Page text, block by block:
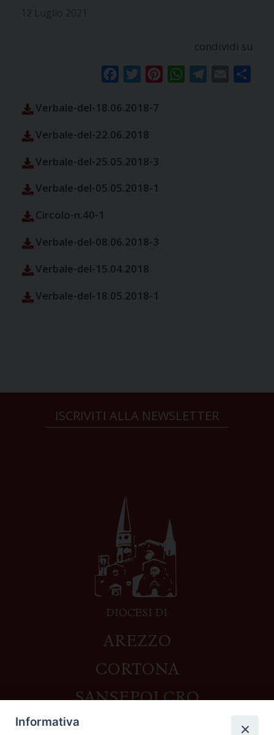
condividi su
FacebookTwitterPinterestWhatsAppTelegram
Email
Verbale-del-18.06.2018-7
Verbale-del-22.06.2018
Verbale-del-25.05.2018-3
Verbale-del-05.05.2018-1
Circolo-n.40-1
Verbale-del-08.06.2018-3
Verbale-del-15.04.2018
Verbale-del-18.05.2018-1
ISCRIVITI ALLA NEWSLETTER
DIOCESI DI
AREZZO
CORTONA
SANSEPOLCRO
Informativa